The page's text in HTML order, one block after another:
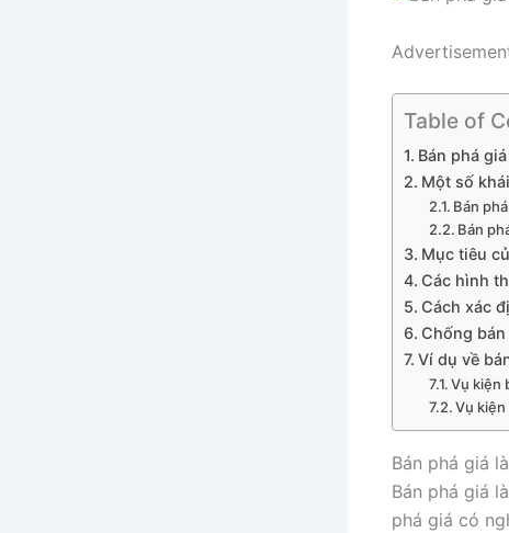
Table of
Bán phá
Một số
Bán
Bán
Mục tiêu
Các hình
Cách xác
Chống
Ví dụ về
Vụ kiện
Vụ kiện
Bán phá giá
Bán phá giá
phá giá có